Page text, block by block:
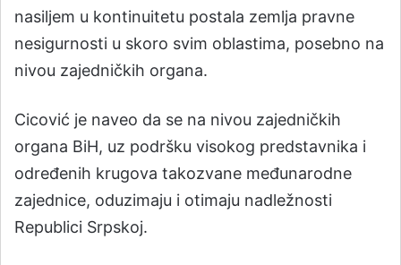
nasiljem u kontinuitetu postala zemlja pravne
nesigurnosti u skoro svim oblastima, posebno na
nivou zajedničkih organa.
Cicović je naveo da se na nivou zajedničkih
organa BiH, uz podršku visokog predstavnika i
određenih krugova takozvane međunarodne
zajednice, oduzimaju i otimaju nadležnosti
Republici Srpskoj.